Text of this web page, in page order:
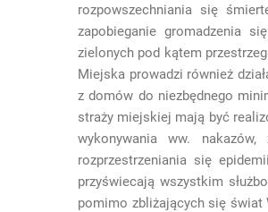
rozpowszechniania się
zapobieganie gromadzenia
zielonych pod kątem
Miejska prowadzi również
z domów do niezbędnego
straży miejskiej mają być
wykonywania ww.
rozprzestrzeniania się
przyświecają wszystkim
pomimo zbliżających się świat